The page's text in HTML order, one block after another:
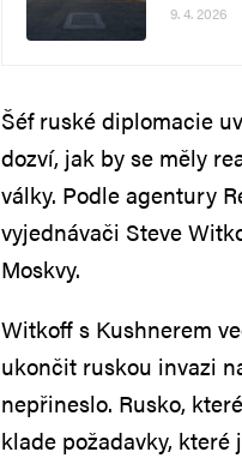
9. 4. 2026
Šéf ruské diplomacie
dozví, jak by se měly
války. Podle agentury
vyjednávači Steve
Moskvy.
Witkoff s Kushnerem
ukončit ruskou invazi
nepřineslo. Rusko,
klade požadavky,